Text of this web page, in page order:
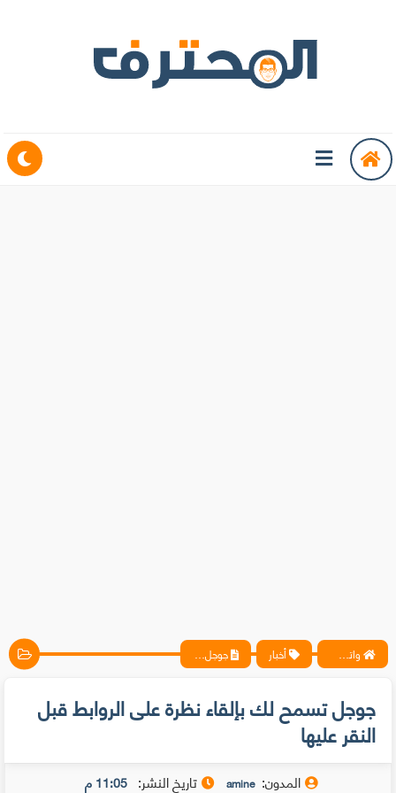
واتس آب ، فيسبوك ، أنترنت ، شروحات تقنية حصرية - المحترف أخبار جوجل تسمح لك بإلقاء نظرة على الروابط قبل النقر عليها
جوجل تسمح لك بإلقاء نظرة على الروابط قبل
النقر عليها
المدون: amine تاريخ النشر: 11:05 م